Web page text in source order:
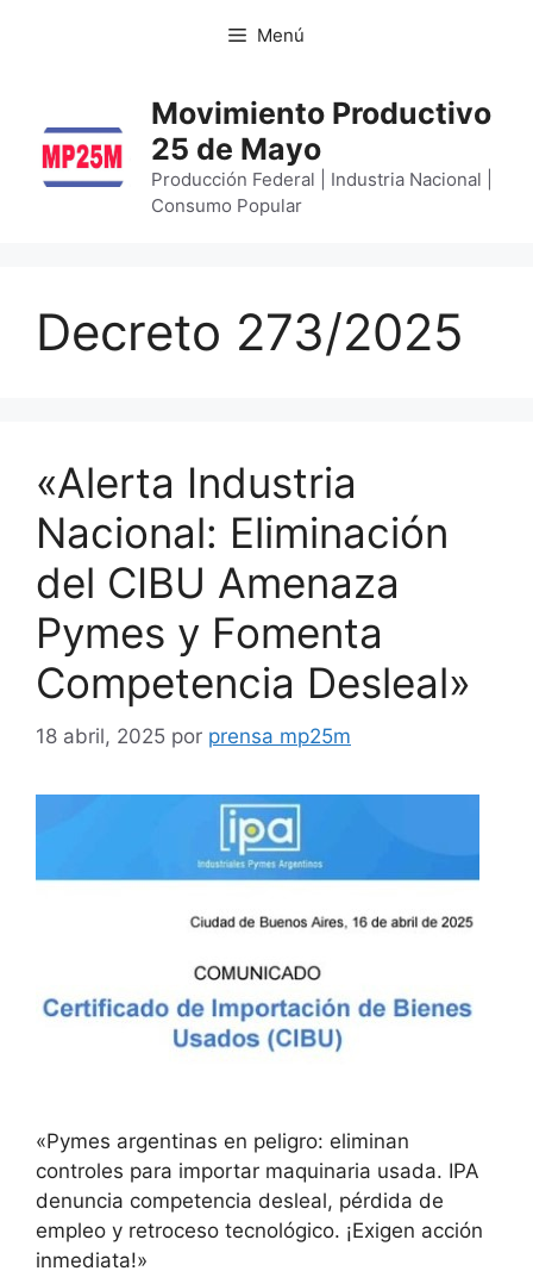
Menú
Movimiento Productivo
25 de Mayo
Producción Federal | Industria Nacional |
Consumo Popular
Decreto 273/2025
«Alerta Industria
Nacional: Eliminación
del CIBU Amenaza
Pymes y Fomenta
Competencia Desleal»
18 abril, 2025 por prensa mp25m
«Pymes argentinas en peligro: eliminan
controles para importar maquinaria usada. IPA
denuncia competencia desleal, pérdida de
empleo y retroceso tecnológico. ¡Exigen acción
inmediata!»